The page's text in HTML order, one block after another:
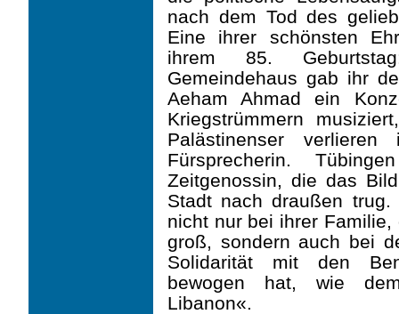
nach dem Tod des
Eine ihrer schönsten
ihrem 85.
Gemeindehaus gab ihr
Aeham Ahmad ein
Kriegstrümmern
Palästinenser
Fürsprecherin.
Zeitgenossin, die das
Stadt nach draußen
nicht nur bei ihrer
groß, sondern auch bei
Solidarität mit den
bewogen hat, wie
Libanon«.